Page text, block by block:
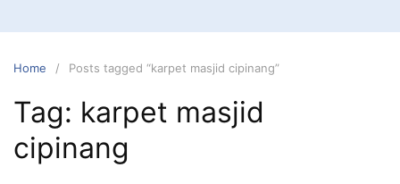
Home Posts tagged “karpet masjid cipinang”
Tag: karpet masjid
cipinang